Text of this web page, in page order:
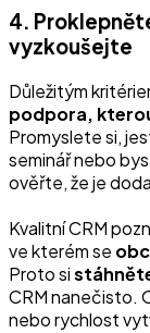
4.
vyzkoušejte
Důležitým
podpora,
Promyslete si,
seminář nebo
ověřte, že je
Kvalitní CRM
ve kterém se
Proto si
CRM nanečisto.
nebo rychlost